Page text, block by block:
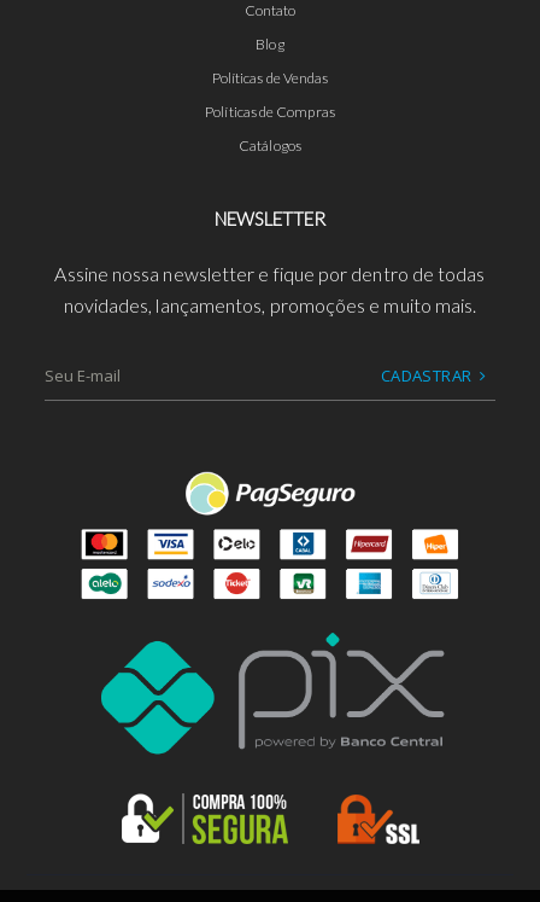
Contato
Blog
Políticas de Vendas
Políticas de Compras
Catálogos
NEWSLETTER
Assine nossa newsletter e fique por dentro de todas
novidades, lançamentos, promoções e muito mais.
CADASTRAR